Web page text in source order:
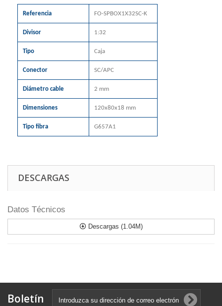
Referencia FO-SPBOX1X32SC-K
Divisor 1:32
Tipo Caja
Conector SC/APC
Diámetro cable 2 mm
Dimensiones 120x80x18 mm
Tipo fibra G657A1
DESCARGAS
Datos Técnicos
Descargas (1.04M)
Boletín